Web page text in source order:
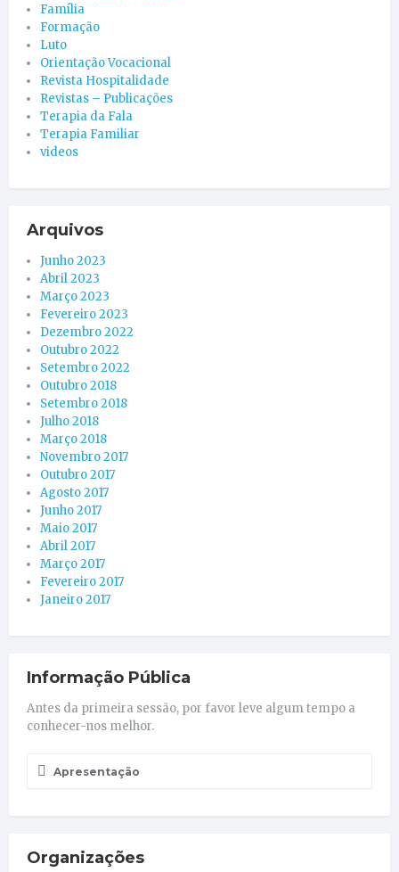
Família
Formação
Luto
Orientação Vocacional
Revista Hospitalidade
Revistas – Publicações
Terapia da Fala
Terapia Familiar
videos
Arquivos
Junho 2023
Abril 2023
Março 2023
Fevereiro 2023
Dezembro 2022
Outubro 2022
Setembro 2022
Outubro 2018
Setembro 2018
Julho 2018
Março 2018
Novembro 2017
Outubro 2017
Agosto 2017
Junho 2017
Maio 2017
Abril 2017
Março 2017
Fevereiro 2017
Janeiro 2017
Informação Pública
Antes da primeira sessão, por favor leve algum tempo a
conhecer-nos melhor.
Apresentação
Organizações